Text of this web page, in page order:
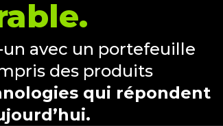
avec un portefeuille
des produits
qui répondent